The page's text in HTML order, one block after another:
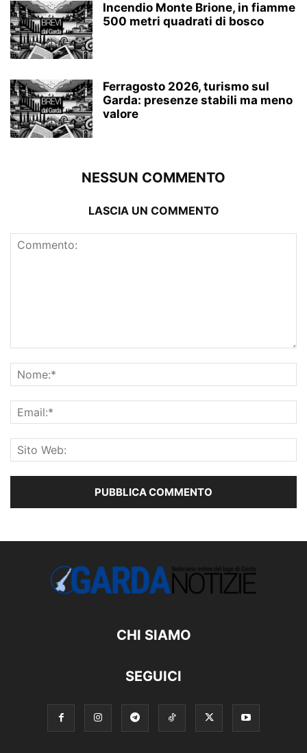
Incendio Monte Brione, in fiamme
500 metri quadrati di bosco
Ferragosto 2026, turismo sul
Garda: presenze stabili ma meno
valore
NESSUN COMMENTO
LASCIA UN COMMENTO
CHI SIAMO
SEGUICI